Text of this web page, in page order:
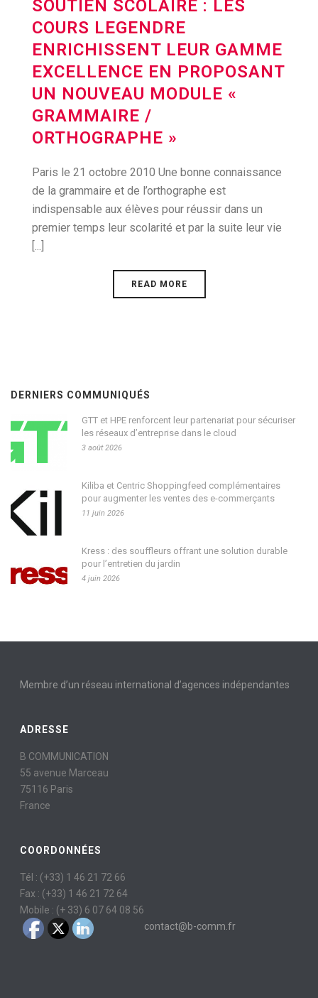
SOUTIEN SCOLAIRE : LES
COURS LEGENDRE
ENRICHISSENT LEUR GAMME
EXCELLENCE EN PROPOSANT
UN NOUVEAU MODULE «
GRAMMAIRE /
ORTHOGRAPHE »
Paris le 21 octobre 2010 Une bonne connaissance
de la grammaire et de l’orthographe est
indispensable aux élèves pour réussir dans un
premier temps leur scolarité et par la suite leur vie
[...]
READ MORE
DERNIERS COMMUNIQUÉS
GTT et HPE renforcent leur partenariat pour sécuriser
les réseaux d’entreprise dans le cloud
3 août 2026
Kiliba et Centric Shoppingfeed complémentaires
pour augmenter les ventes des e-commerçants
11 juin 2026
Kress : des souffleurs offrant une solution durable
pour l’entretien du jardin
4 juin 2026
Membre d’un réseau international d’agences indépendantes
ADRESSE
B COMMUNICATION
55 avenue Marceau
75116 Paris
France
COORDONNÉES
Tél : (+33) 1 46 21 72 66
Fax : (+33) 1 46 21 72 64
Mobile : (+ 33) 6 07 64 08 56
contact@b-comm.fr